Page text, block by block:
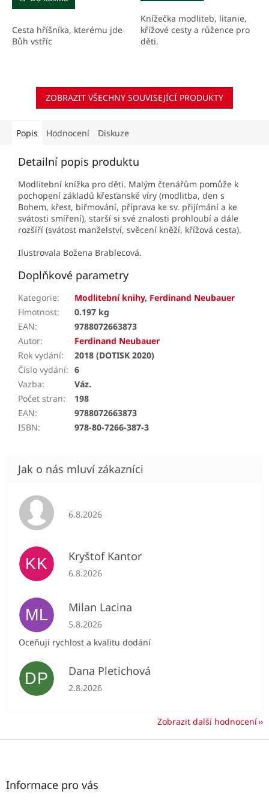
Cesta hříšníka, kterému jde
Bůh vstříc
Knížečka modliteb, litanie,
křížové cesty a růžence pro
děti.
ZOBRAZIT VŠECHNY SOUVISEJÍCÍ PRODUKTY
Popis Hodnocení Diskuze
Detailní popis produktu
Modlitební knížka pro děti. Malým čtenářům pomůže k
pochopení základů křesťanské víry (modlitba, den s
Bohem, křest, biřmování, příprava ke sv. přijímání a ke
svátosti smíření), starší si své znalosti prohloubí a dále
rozšíří (svátost manželství, svěcení kněží, křížová cesta).
Ilustrovala Božena Brablecová.
Doplňkové parametry
Kategorie: Modlitební knihy, Ferdinand Neubauer
Hmotnost:
0.197 kg
EAN:
9788072663873
Autor:
Ferdinand Neubauer
Rok vydání:
2018 (DOTISK 2020)
Číslo vydání: 6
Vazba:
Váz.
Počet stran:
198
EAN:
9788072663873
ISBN: 978-80-7266-387-3
Hodnocení obchodu je 5 z 5 hvězdiček.
6.8.2026
KK Kryštof Kantor
Hodnocení obchodu je 5 z 5 hvězdiček.
6.8.2026
ML Milan Lacina
Hodnocení obchodu je 5 z 5 hvězdiček.
5.8.2026
Oceňuji rychlost a kvalitu dodání
DP Dana Pletichová
Hodnocení obchodu je 5 z 5 hvězdiček.
2.8.2026
Zobrazit další hodnocení
Z
Informace pro vás